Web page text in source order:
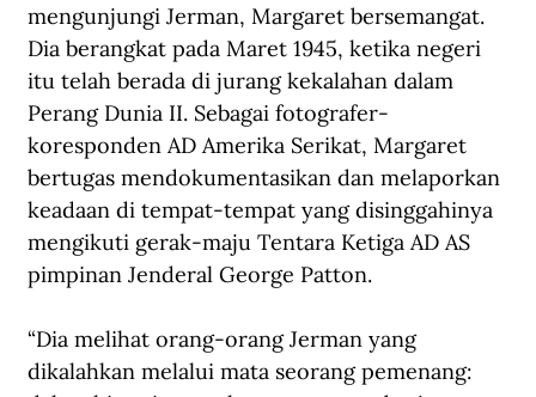
mengunjungi Jerman, Margaret bersemangat.
Dia berangkat pada Maret 1945, ketika negeri
itu telah berada di jurang kekalahan dalam
Perang Dunia II. Sebagai fotografer-
koresponden AD Amerika Serikat, Margaret
bertugas mendokumentasikan dan melaporkan
keadaan di tempat-tempat yang disinggahinya
mengikuti gerak-maju Tentara Ketiga AD AS
pimpinan Jenderal George Patton.
“Dia melihat orang-orang Jerman yang
dikalahkan melalui mata seorang pemenang: